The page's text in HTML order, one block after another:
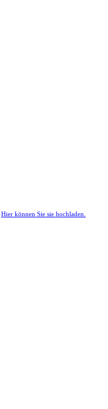
Hier können Sie sie hochladen.